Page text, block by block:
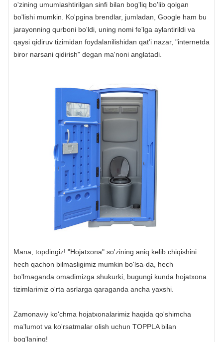
o'zining umumlashtirilgan sinfi bilan bog'liq bo'lib qolgan
bo'lishi mumkin. Ko'pgina brendlar, jumladan, Google ham bu
jarayonning qurboni bo'ldi, uning nomi fe'lga aylantirildi va
qaysi qidiruv tizimidan foydalanilishidan qat'i nazar, "internetda
biror narsani qidirish" degan ma'noni anglatadi.
Mana, topdingiz! "Hojatxona" so'zining aniq kelib chiqishini
hech qachon bilmasligimiz mumkin bo'lsa-da, hech
bo'lmaganda omadimizga shukurki, bugungi kunda hojatxona
tizimlarimiz o'rta asrlarga qaraganda ancha yaxshi.
Zamonaviy ko'chma hojatxonalarimiz haqida qo'shimcha
ma'lumot va ko'rsatmalar olish uchun TOPPLA bilan
bog'laning!